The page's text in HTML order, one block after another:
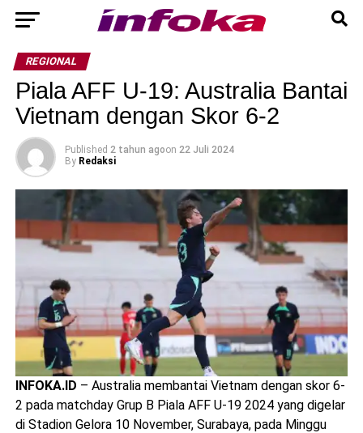
REGIONAL
Piala AFF U-19: Australia Bantai
Vietnam dengan Skor 6-2
Published 2 tahun agoon 22 Juli 2024
By Redaksi
INFOKA.ID – Australia membantai Vietnam dengan skor 6-
2 pada matchday Grup B Piala AFF U-19 2024 yang digelar
di Stadion Gelora 10 November, Surabaya, pada Minggu